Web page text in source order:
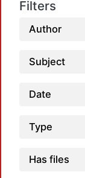
Filters
Author
Subject
Date
Type
Has files